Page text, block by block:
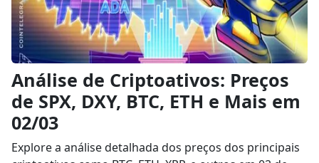
Análise de Criptoativos: Preços
de SPX, DXY, BTC, ETH e Mais em
02/03
Explore a análise detalhada dos preços dos principais